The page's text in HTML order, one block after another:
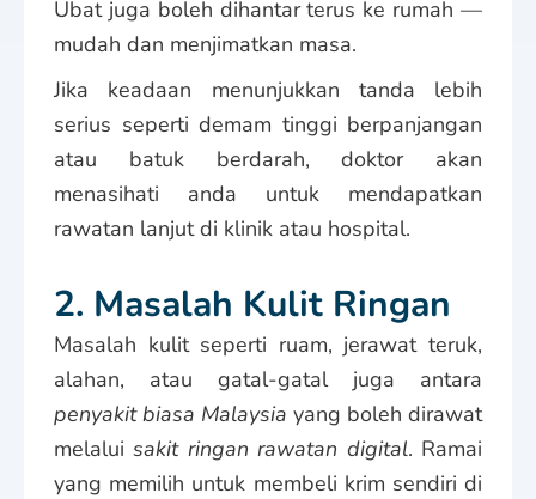
Ubat juga boleh dihantar terus ke rumah —
mudah dan menjimatkan masa.
Jika keadaan menunjukkan tanda lebih
serius seperti demam tinggi berpanjangan
atau batuk berdarah, doktor akan
menasihati anda untuk mendapatkan
rawatan lanjut di klinik atau hospital.
2. Masalah Kulit Ringan
Masalah kulit seperti ruam, jerawat teruk,
alahan, atau gatal-gatal juga antara
penyakit biasa Malaysia yang boleh dirawat
melaluisakit ringan rawatan digital. Ramai
yang memilih untuk membeli krim sendiri di